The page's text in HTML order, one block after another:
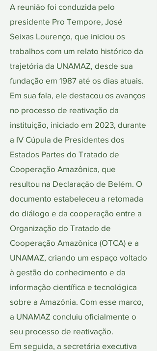
A reunião foi conduzida pelo
presidente Pro Tempore, José
Seixas Lourenço, que iniciou os
trabalhos com um relato histórico da
trajetória da UNAMAZ, desde sua
fundação em 1987 até os dias atuais.
Em sua fala, ele destacou os avanços
no processo de reativação da
instituição, iniciado em 2023, durante
a IV Cúpula de Presidentes dos
Estados Partes do Tratado de
Cooperação Amazônica, que
resultou na Declaração de Belém. O
documento estabeleceu a retomada
do diálogo e da cooperação entre a
Organização do Tratado de
Cooperação Amazônica (OTCA) e a
UNAMAZ, criando um espaço voltado
à gestão do conhecimento e da
informação científica e tecnológica
sobre a Amazônia. Com esse marco,
a UNAMAZ concluiu oficialmente o
seu processo de reativação.
Em seguida, a secretária executiva